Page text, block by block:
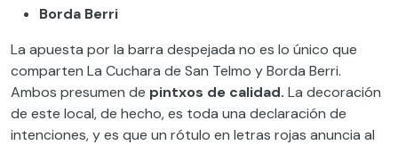
Borda Berri
La apuesta por la barra despejada no es lo único que
comparten La Cuchara de San Telmo y Borda Berri.
Ambos presumen de pintxos de calidad. La decoración
de este local, de hecho, es toda una declaración de
intenciones, y es que un rótulo en letras rojas anuncia al